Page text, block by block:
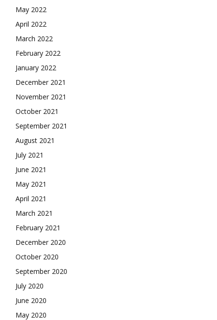
May 2022
April 2022
March 2022
February 2022
January 2022
December 2021
November 2021
October 2021
September 2021
August 2021
July 2021
June 2021
May 2021
April 2021
March 2021
February 2021
December 2020
October 2020
September 2020
July 2020
June 2020
May 2020